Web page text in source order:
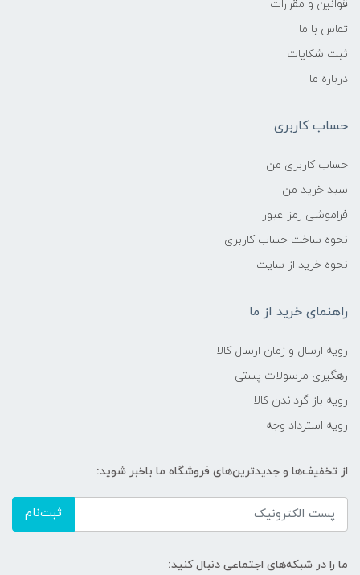
قوانین و مقررات
تماس با ما
ثبت شکایات
درباره ما
حساب کاربری
حساب کاربری من
سبد خرید من
فراموشی رمز عبور
نحوه ساخت حساب کاربری
نحوه خرید از سایت
راهنمای خرید از ما
رویه ارسال و زمان ارسال کالا
رهگیری مرسولات پستی
رویه باز گرداندن کالا
رویه استرداد وجه
از تخفیف‌ها و جدیدترین‌های فروشگاه ما باخبر شوید:
ثبت‌نام
ما را در شبکه‌های اجتماعی دنبال کنید: